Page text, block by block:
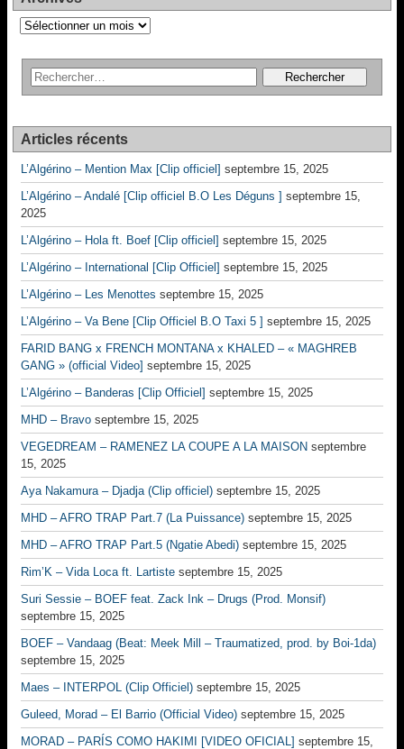
Archives
Articles récents
L’Algérino – Mention Max [Clip officiel] septembre 15, 2025
L’Algérino – Andalé [Clip officiel B.O Les Déguns ] septembre 15,
2025
L’Algérino – Hola ft. Boef [Clip officiel] septembre 15, 2025
L’Algérino – International [Clip Officiel] septembre 15, 2025
L’Algérino – Les Menottes septembre 15, 2025
L’Algérino – Va Bene [Clip Officiel B.O Taxi 5 ] septembre 15, 2025
FARID BANG x FRENCH MONTANA x KHALED – « MAGHREB
GANG » (official Video] septembre 15, 2025
L’Algérino – Banderas [Clip Officiel] septembre 15, 2025
MHD – Bravo septembre 15, 2025
VEGEDREAM – RAMENEZ LA COUPE A LA MAISON septembre
15, 2025
Aya Nakamura – Djadja (Clip officiel) septembre 15, 2025
MHD – AFRO TRAP Part.7 (La Puissance) septembre 15, 2025
MHD – AFRO TRAP Part.5 (Ngatie Abedi) septembre 15, 2025
Rim’K – Vida Loca ft. Lartiste septembre 15, 2025
Suri Sessie – BOEF feat. Zack Ink – Drugs (Prod. Monsif)
septembre 15, 2025
BOEF – Vandaag (Beat: Meek Mill – Traumatized, prod. by Boi-1da)
septembre 15, 2025
Maes – INTERPOL (Clip Officiel) septembre 15, 2025
Guleed, Morad – El Barrio (Official Video) septembre 15, 2025
MORAD – PARÍS COMO HAKIMI [VIDEO OFICIAL] septembre 15,